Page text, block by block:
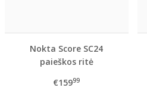
Nokta Score SC24
paieškos ritė
€15999